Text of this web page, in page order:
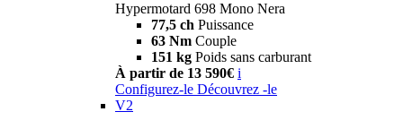
Hypermotard 698 Mono Nera
77,5 ch Puissance
63 Nm Couple
151 kg Poids sans carburant
À partir de 13 590€ i
Configurez-le Découvrez -le
V2